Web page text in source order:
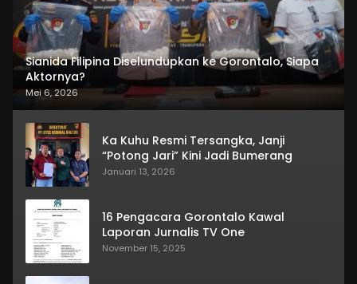
Sianida Filipina Diselundupkan ke Gorontalo, Siapa
Aktornya?
Mei 6, 2026
Ka Kuhu Resmi Tersangka, Janji
“Potong Jari” Kini Jadi Bumerang
Januari 13, 2026
16 Pengacara Gorontalo Kawal
Laporan Jurnalis TV One
November 15, 2025